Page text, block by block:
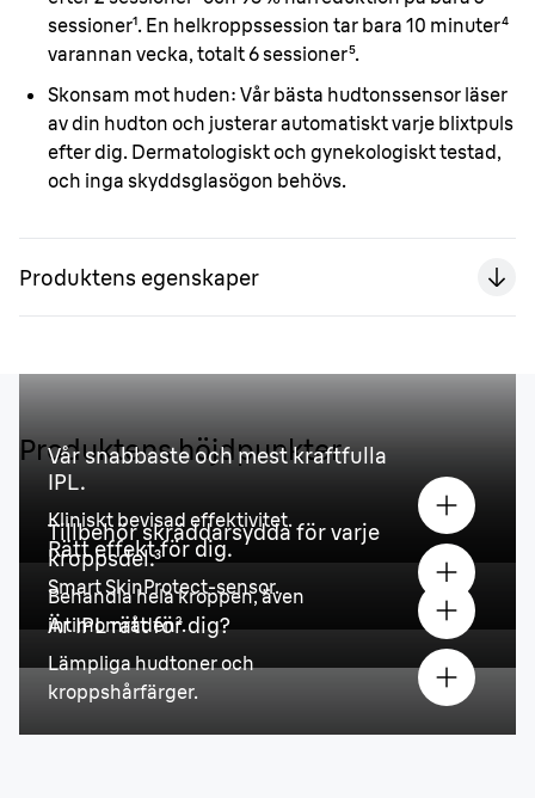
sessioner¹. En helkroppssession tar bara 10 minuter⁴
varannan vecka, totalt 6 sessioner⁵.
Skonsam mot huden: Vår bästa hudtonssensor läser
av din hudton och justerar automatiskt varje blixtpuls
efter dig. Dermatologiskt och gynekologiskt testad,
och inga skyddsglasögon behövs.
Produktens egenskaper
Produktens höjdpunkter
Vår snabbaste och mest kraftfulla
IPL.
Kliniskt bevisad effektivitet.
Rätt effekt för dig.
Smart SkinProtect-sensor.
Tillbehör skräddarsydda för varje
kroppsdel.³
Behandla hela kroppen, även
intimområden².
Är IPL rätt för dig?
Lämpliga hudtoner och
kroppshårfärger.